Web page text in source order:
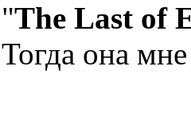
"The Last of
Тогда она